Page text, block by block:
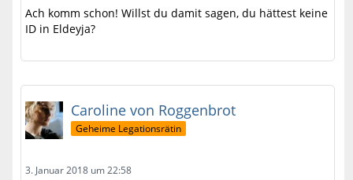
Ach komm schon! Willst du damit sagen, du hättest keine
ID in Eldeyja?
Caroline von Roggenbrot
Geheime Legationsrätin
3. Januar 2018 um 22:58